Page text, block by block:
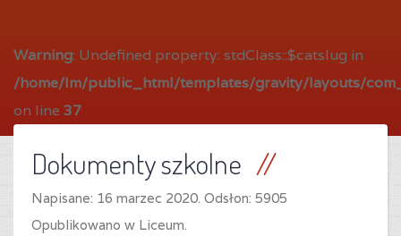
Warning: Undefined property: stdClass::$catslug in
/home/lm/public_html/templates/gravity/layouts/
on line 37
Dokumenty szkolne
Napisane: 16 marzec 2020. Odsłon: 5905
Opublikowano w Liceum.